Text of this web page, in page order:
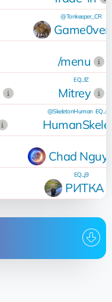
@Tonkeeper_CR
/menu
Mitrey
EQ...fZ
@SkeletonHuman
Chad
РИТКА
EQ...j9